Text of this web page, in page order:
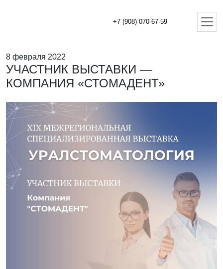
+7 (908) 070-67-59
8 февраля 2022
УЧАСТНИК ВЫСТАВКИ —
КОМПАНИЯ «СТОМАДЕНТ»